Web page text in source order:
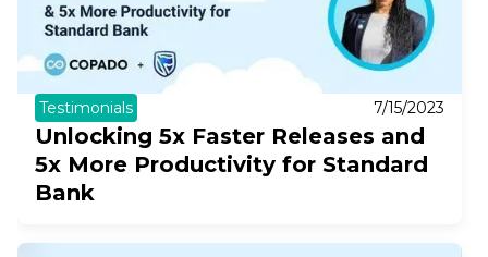
Testimonials 7/15/2023
Unlocking 5x Faster Releases and
5x More Productivity for Standard
Bank